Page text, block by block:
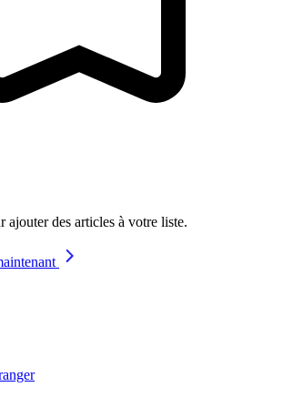
ajouter des articles à votre liste.